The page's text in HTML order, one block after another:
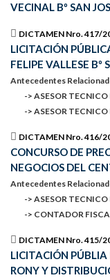
VECINAL Bº SAN
DICTAMEN Nro. 417/
LICITACIÓN
FELIPE VALLESE
Antecedentes
-> ASESOR
-> ASESOR TECNICO
DICTAMEN Nro. 416/
CONCURSO DE
NEGOCIOS DEL
Antecedentes
-> ASESOR TECNICO
-> CONTADOR
DICTAMEN Nro. 415/
LICITACIÓN
RONY Y